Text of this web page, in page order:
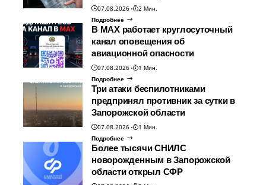
07.08.2026
2 Мин.
Подробнее
В МАХ работает круглосуточный
канал оповещения об
авиационной опасности
07.08.2026
1 Мин.
Подробнее
Три атаки беспилотниками
предпринял противник за сутки в
Запорожской области
07.08.2026
1 Мин.
Подробнее
Более тысячи СНИЛС
новорожденным в Запорожской
области открыл СФР